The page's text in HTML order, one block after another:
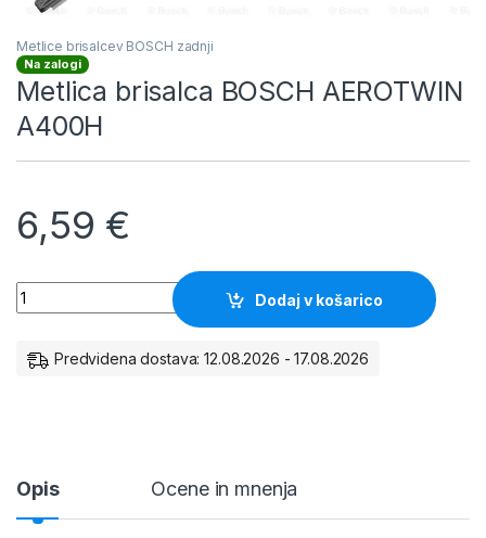
Metlice brisalcev BOSCH zadnji
Na zalogi
Metlica brisalca BOSCH AEROTWIN
A400H
6,59 €
Metlica brisalca BOSCH AEROTWIN A400H količina
Dodaj v košarico
Predvidena dostava: 12.08.2026 - 17.08.2026
Opis Ocene in mnenja